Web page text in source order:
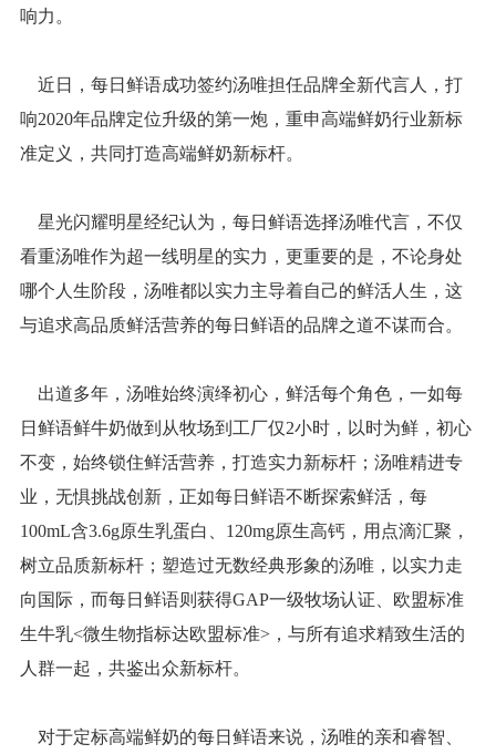
响力。
近日，每日鲜语成功签约汤唯担任品牌全新代言人，打
响2020年品牌定位升级的第一炮，重申高端鲜奶行业新标
准定义，共同打造高端鲜奶新标杆。
星光闪耀明星经纪认为，每日鲜语选择汤唯代言，不仅
看重汤唯作为超一线明星的实力，更重要的是，不论身处
哪个人生阶段，汤唯都以实力主导着自己的鲜活人生，这
与追求高品质鲜活营养的每日鲜语的品牌之道不谋而合。
出道多年，汤唯始终演绎初心，鲜活每个角色，一如每
日鲜语鲜牛奶做到从牧场到工厂仅2小时，以时为鲜，初心
不变，始终锁住鲜活营养，打造实力新标杆；汤唯精进专
业，无惧挑战创新，正如每日鲜语不断探索鲜活，每
100mL含3.6g原生乳蛋白、120mg原生高钙，用点滴汇聚，
树立品质新标杆；塑造过无数经典形象的汤唯，以实力走
向国际，而每日鲜语则获得GAP一级牧场认证、欧盟标准
生牛乳<微生物指标达欧盟标准>，与所有追求精致生活的
人群一起，共鉴出众新标杆。
对于定标高端鲜奶的每日鲜语来说，汤唯的亲和睿智、